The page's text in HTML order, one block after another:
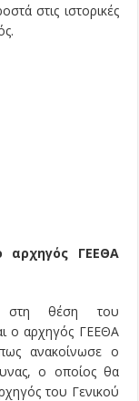
στις ιστορικές
αρχηγός ΓΕΕΘΑ
στη θέση του
ο αρχηγός ΓΕΕΘΑ
ανακοίνωσε ο
ο οποίος θα
του Γενικού